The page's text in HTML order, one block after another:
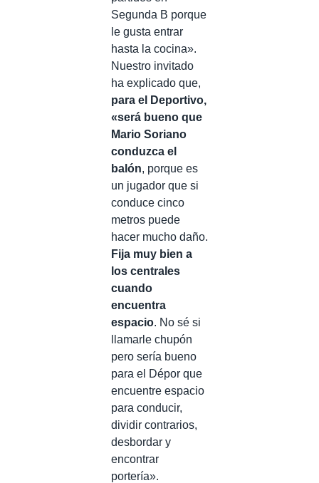
Segunda B porque
le gusta entrar
hasta la cocina».
Nuestro invitado
ha explicado que,
para el Deportivo,
«será bueno que
Mario Soriano
conduzca el
balón, porque es
un jugador que si
conduce cinco
metros puede
hacer mucho daño.
Fija muy bien a
los centrales
cuando
encuentra
espacio. No sé si
llamarle chupón
pero sería bueno
para el Dépor que
encuentre espacio
para conducir,
dividir contrarios,
desbordar y
encontrar
portería».